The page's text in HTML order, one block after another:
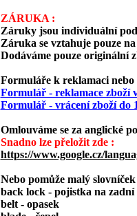
ZÁRUKA :
Záruky jsou individuální
Záruka se vztahuje pouze
Dodáváme pouze originální
Formuláře k reklamaci
Formulář - reklamace zboží
Formulář - vrácení zboží do
Omlouváme se za anglické
Snadno lze přeložit zde :
https://www.google.cz/
Nebo pomůže malý
back lock - pojistka na
belt - opasek